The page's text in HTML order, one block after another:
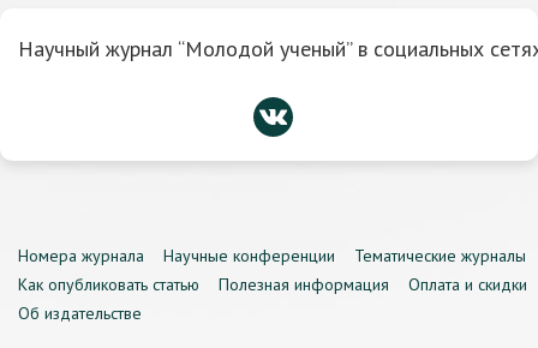
Научный журнал “Молодой ученый” в социальных
Номера журнала Научные конференции
Тематические журналы
Как опубликовать статью
Полезная информация
Оплата и скидки
Об издательстве